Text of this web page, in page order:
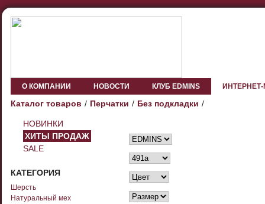
О КОМПАНИИ НОВОСТИ КЛУБ EDMINS
Каталог товаров Перчатки Без подкладки
НОВИНКИ
ХИТЫ ПРОДАЖ
SALE
КАТЕГОРИЯ
Шерсть
Натуральный мех